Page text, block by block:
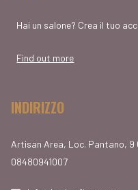
Hai un salone? Crea il tuo
Find out more
INDIRIZZO
Artisan Area, Loc. Pantano,
08480941007